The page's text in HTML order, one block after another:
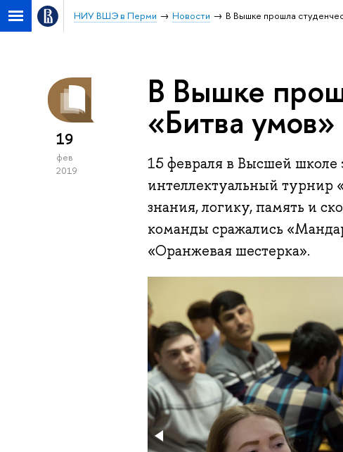
НИУ ВШЭ в Перми Новости В Вышке прошла
19
фев
2019
В Вышке
«Битва умов»
15 февраля в Высшей
интеллектуальный турнир
знания, логику, память и
команды сражались
«Оранжевая шестерка».